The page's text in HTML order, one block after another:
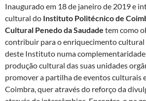
Inaugurado em 18 de janeiro de 2019 e
cultural do Instituto Politécnico de
Cultural Penedo da Saudade tem como
contribuir para o enriquecimento cultural
deste Instituto numa complementaridade
produção cultural das suas unidades
promover a partilha de eventos culturais
Coimbra, quer através do reforço da